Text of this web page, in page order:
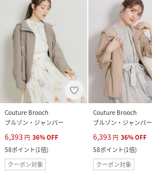
Couture Brooch
ブルゾン・ジャンパー
6,393 円 36%OFF
58ポイント(1倍)
クーポン対象
Couture Brooch
ブルゾン・ジャンパー
6,393 円 36%OFF
58ポイント(1倍)
クーポン対象